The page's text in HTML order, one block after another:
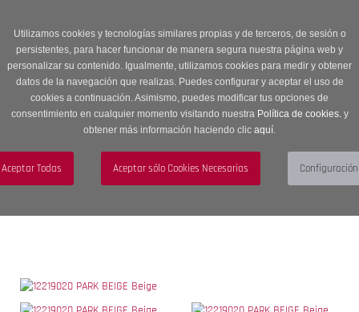
Utilizamos cookies y tecnologías similares propias y de terceros, de sesión o
persistentes, para hacer funcionar de manera segura nuestra página web y
personalizar su contenido. Igualmente, utilizamos cookies para medir y obtener
datos de la navegación que realizas. Puedes configurar y aceptar el uso de
cookies a continuación. Asimismo, puedes modificar tus opciones de
consentimiento en cualquier momento visitando nuestra Política de cookies.y
obtener más información haciendo clic aquí.
descuento en Sección OUTLET con código OUTLET20
navigation
Menú